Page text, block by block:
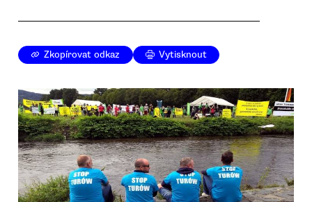
Zkopírovat odkaz Vytisknout